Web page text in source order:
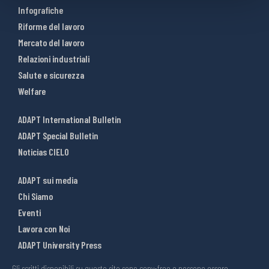
Infografiche
Riforme del lavoro
Mercato del lavoro
Relazioni industriali
Salute e sicurezza
Welfare
ADAPT International Bulletin
ADAPT Special Bulletin
Noticias CIELO
ADAPT sui media
Chi Siamo
Eventi
Lavora con Noi
ADAPT University Press